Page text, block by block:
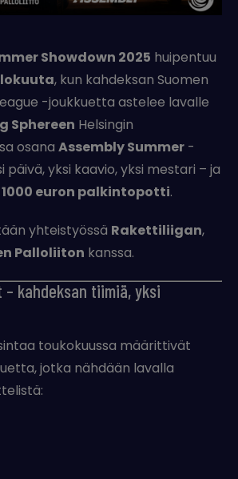
Showdown 2025 huipentuu
, kun kahdeksan Suomen
-joukkuetta astelee lavalle
Sphereen Helsingin
osana Assembly Summer -
päivä, yksi kaavio, yksi mestari – ja
euron palkintopotti.
yhteistyössä Rakettiliigan,
Palloliiton kanssa.
kahdeksan tiimiä, yksi
toukokuussa määrittivät
jotka nähdään lavalla